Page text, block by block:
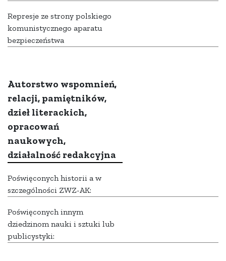
Represje ze strony polskiego
komunistycznego aparatu
bezpieczeństwa
Autorstwo wspomnień,
relacji, pamiętników,
dzieł literackich,
opracowań
naukowych,
działalność redakcyjna
Poświęconych historii a w
szczególności ZWZ-AK:
Poświęconych innym
dziedzinom nauki i sztuki lub
publicystyki: